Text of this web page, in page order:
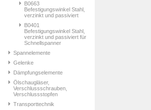
B0663
Befestigungswinkel Stahl,
verzinkt und passiviert
B0401
Befestigungswinkel Stahl,
verzinkt und passiviert für
Schnellspanner
Spannelemente
Gelenke
Dämpfungselemente
Ölschaugläser,
Verschlussschrauben,
Verschlussstopfen
Transporttechnik